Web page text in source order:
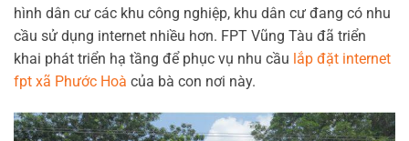
hình dân cư các khu công nghiệp, khu dân cư đang có nhu
cầu sử dụng internet nhiều hơn. FPT Vũng Tàu đã triển
khai phát triển hạ tầng để phục vụ nhu cầu lắp đặt internet
fpt xã Phước Hoà của bà con nơi này.